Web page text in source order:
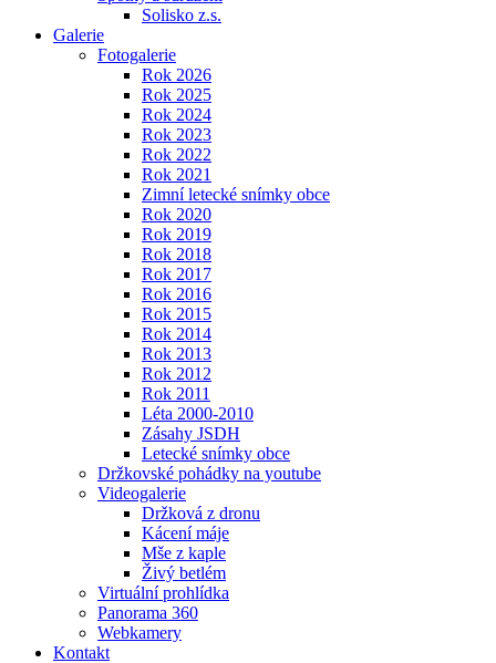
Solisko z.s.
Galerie
Fotogalerie
Rok 2026
Rok 2025
Rok 2024
Rok 2023
Rok 2022
Rok 2021
Zimní letecké snímky obce
Rok 2020
Rok 2019
Rok 2018
Rok 2017
Rok 2016
Rok 2015
Rok 2014
Rok 2013
Rok 2012
Rok 2011
Léta 2000-2010
Zásahy JSDH
Letecké snímky obce
Držkovské pohádky na youtube
Videogalerie
Držková z dronu
Kácení máje
Mše z kaple
Živý betlém
Virtuální prohlídka
Panorama 360
Webkamery
Kontakt